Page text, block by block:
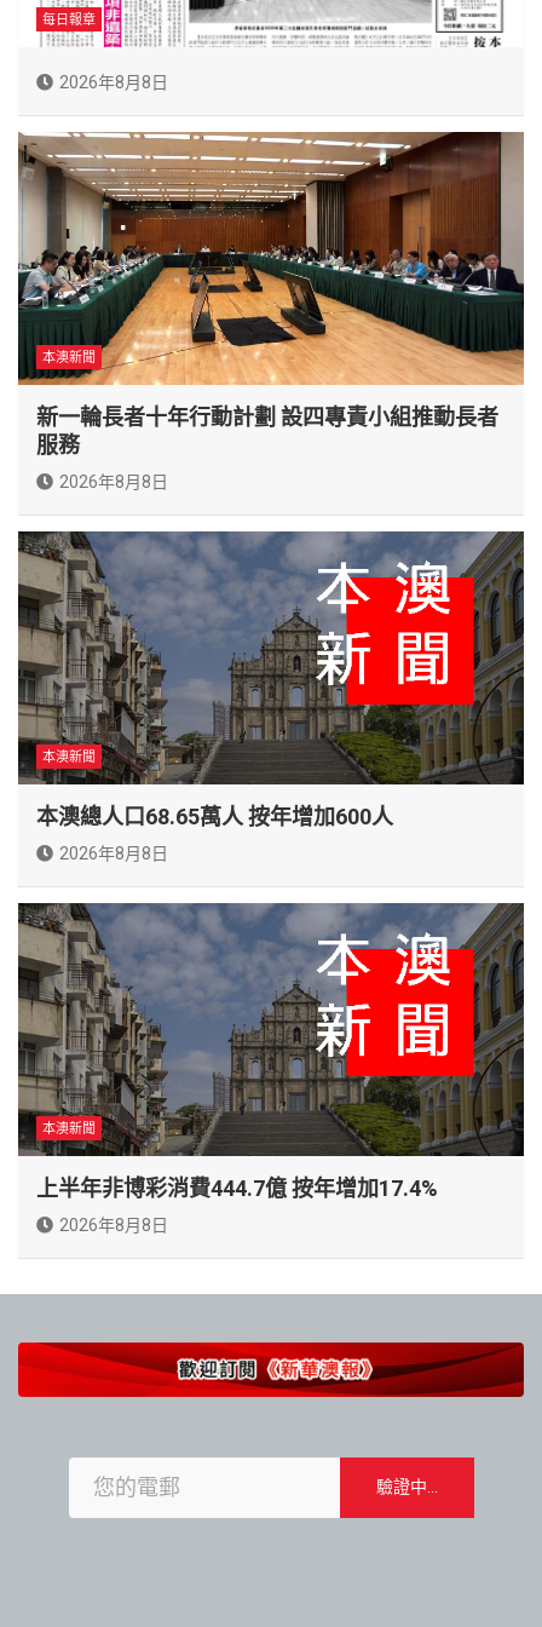
每日報章
2026年8月8日
本澳新聞
新一輪長者十年行動計劃 設四專責小組推動長者
服務
2026年8月8日
本澳新聞
本澳總人口68.65萬人 按年增加600人
2026年8月8日
本澳新聞
上半年非博彩消費444.7億 按年增加17.4%
2026年8月8日